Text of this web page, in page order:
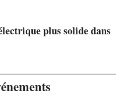
plus solide dans